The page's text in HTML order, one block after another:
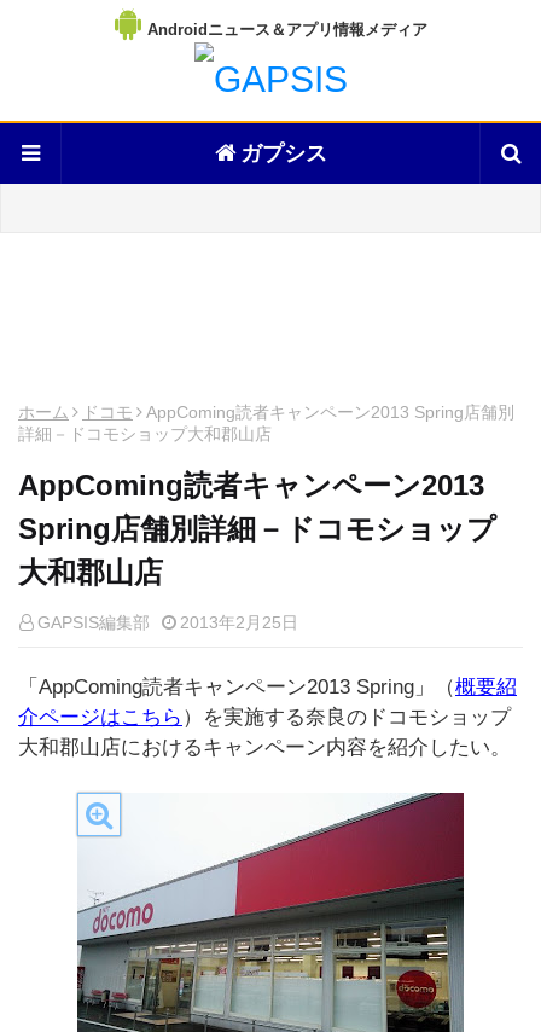
Androidニュース＆アプリ情報メディア
ガプシス
ホーム ドコモ
AppComing読者キャンペーン2013 Spring店舗別
詳細－ドコモショップ大和郡山店
AppComing読者キャンペーン2013
Spring店舗別詳細－ドコモショップ
大和郡山店
GAPSIS編集部 2013年2月25日
「AppComing読者キャンペーン2013 Spring」（概要紹
介ページはこちら ）を実施する奈良のドコモショップ
大和郡山店におけるキャンペーン内容を紹介したい。